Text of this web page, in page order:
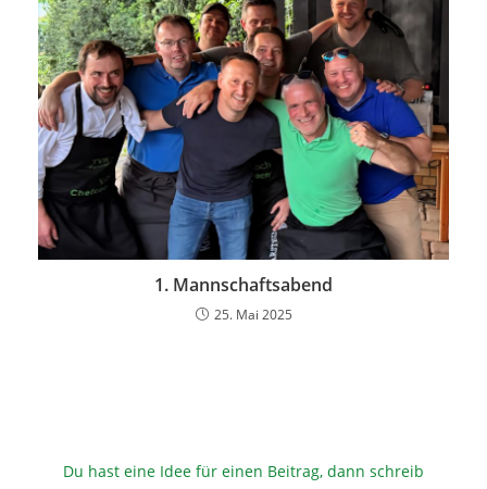
1. Mannschaftsabend
25. Mai 2025
Du hast eine Idee für einen Beitrag, dann schreib